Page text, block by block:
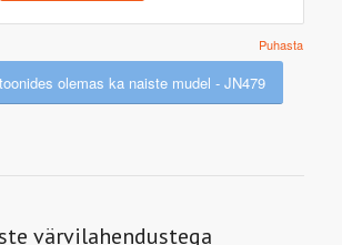
Puhasta
olemas ka naiste mudel - JN479
värvilahendustega